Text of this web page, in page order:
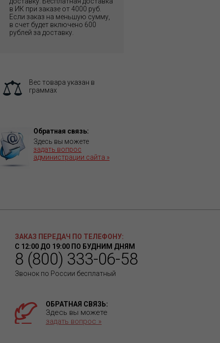
в ИК при заказе от 4000 руб.
Если заказ на меньшую сумму,
в счет будет включено 600
рублей за доставку.
Вес товара указан в
граммах
Обратная связь:
Здесь вы можете
задать вопрос
администрации сайта »
ЗАКАЗ ПЕРЕДАЧ ПО ТЕЛЕФОНУ:
С 12:00 ДО 19:00 ПО БУДНИМ ДНЯМ
8 (800) 333-06-58
Звонок по России бесплатный
ОБРАТНАЯ СВЯЗЬ:
Здесь вы можете
задать вопрос »